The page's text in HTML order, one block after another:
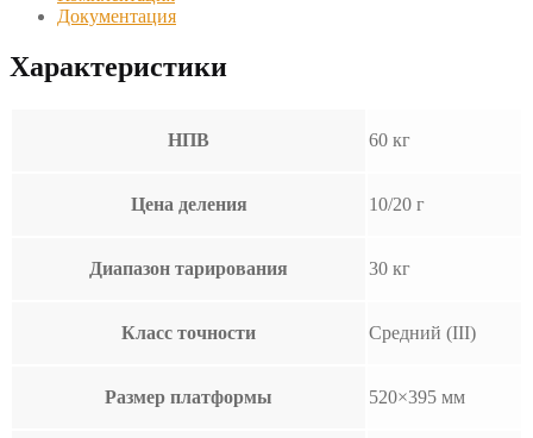
Документация
Характеристики
НПВ 60 кг
Цена деления 10/20 г
Диапазон тарирования 30 кг
Класс точности Средний (III)
Размер платформы 520×395 мм